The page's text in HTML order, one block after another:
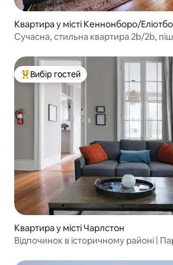
Квартира у місті Кеннонборо/
Сучасна, стильна квартира 2b/2b,
Топ вибір гостей
Вибір гостей
Квартира у місті Чарлстон
Відпочинок в історичному районі |